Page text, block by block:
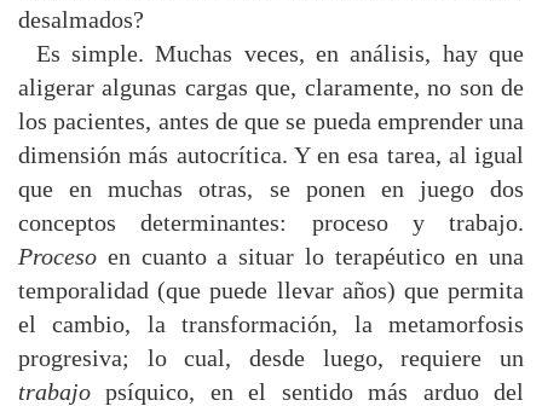
desalmados?
Es simple. Muchas veces, en análisis, hay que
aligerar algunas cargas que, claramente, no son de
los pacientes, antes de que se pueda emprender una
dimensión más autocrítica. Y en esa tarea, al igual
que en muchas otras, se ponen en juego dos
conceptos determinantes: proceso y trabajo.
Proceso en cuanto a situar lo terapéutico en una
temporalidad (que puede llevar años) que permita
el cambio, la transformación, la metamorfosis
progresiva; lo cual, desde luego, requiere un
trabajo psíquico, en el sentido más arduo del